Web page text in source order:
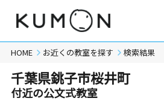
HOME お近くの教室を探す 検索結果
千葉県銚子市桜井町
付近の公文式教室